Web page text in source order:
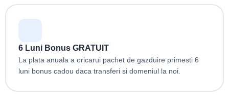
6 Luni Bonus GRATUIT
La plata anuala a oricarui pachet de gazduire primesti 6
luni bonus cadou daca transferi si domeniul la noi.